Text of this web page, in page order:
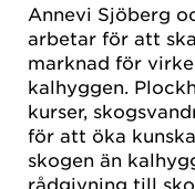
Annevi Sjöberg
arbetar för att
marknad för
kalhyggen.
kurser,
för att öka
skogen än
rådgivning till